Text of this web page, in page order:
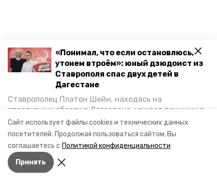
Сайт использует файлы cookies и технических данных
посетителей. Продолжая пользоваться сайтом, Вы
соглашаетесь с Политикой конфиденциальности
Принять
«Понимал, что если остановлюсь,
утонем втроём»: юный дзюдоист из
Ставрополя спас двух детей в
Дагестане
Ставрополец Платон Шейн, находясь на
спортивных сборах в Дегестане, увидел тонущих в
Каспийском море детей и бросился на помощь. По
возвращении домой, отважного мальчика
пригласили в министерство образования края и
наградили. Корреспондент «Победы26» пообщался
с юным героем.